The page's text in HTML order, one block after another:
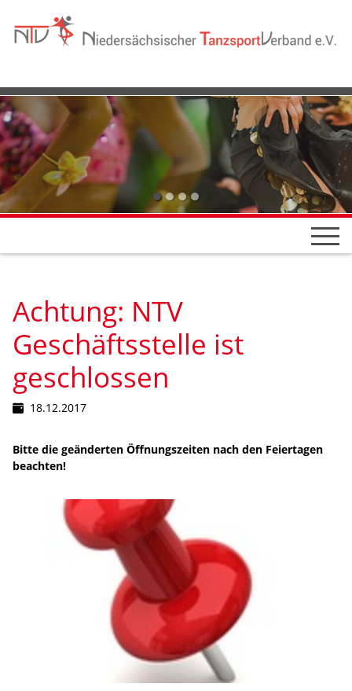
Achtung: NTV
Geschäftsstelle ist
geschlossen
18.12.2017
Bitte die geänderten Öffnungszeiten nach den Feiertagen
beachten!